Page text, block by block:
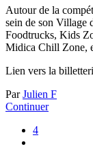
Autour de la
sein de son Village
Foodtrucks, Kids
Midica Chill Zone,
Lien vers la
ParJulien F
Continuer
4